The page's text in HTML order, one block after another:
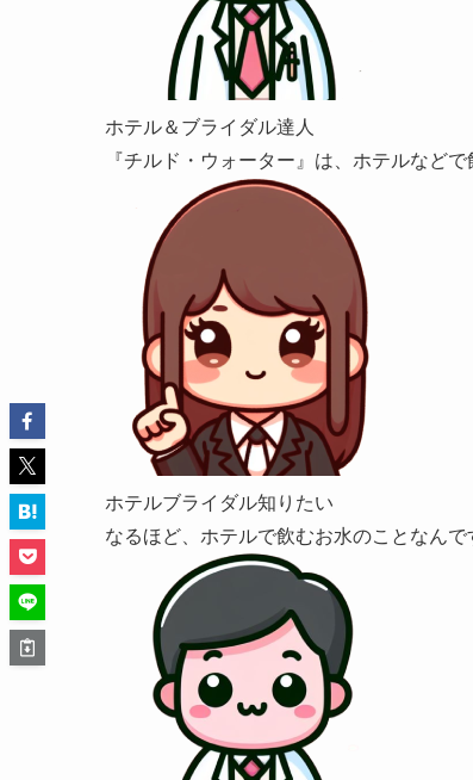
ホテル＆ブライダル達人
『チルド・ウォーター』は、ホテルなど
ホテルブライダル知りたい
なるほど、ホテルで飲むお水のことなんで